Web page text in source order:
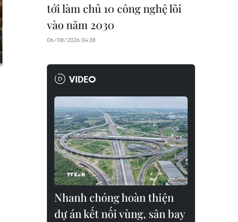
tới làm chủ 10 công nghệ lõi
vào năm 2030
06/08/2026 04:38
VIDEO
Nhanh chóng hoàn thiện
dự án kết nối vùng, sân bay